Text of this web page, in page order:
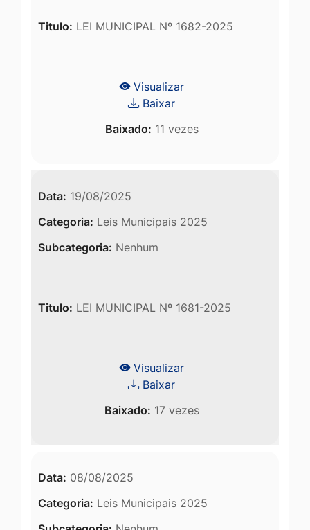
Titulo: LEI MUNICIPAL Nº 1682-2025
Visualizar
Baixar
Baixado: 11 vezes
Data: 19/08/2025
Categoria: Leis Municipais 2025
Subcategoria: Nenhum
Titulo: LEI MUNICIPAL Nº 1681-2025
Visualizar
Baixar
Baixado: 17 vezes
Data: 08/08/2025
Categoria: Leis Municipais 2025